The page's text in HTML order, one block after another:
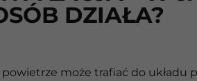
DZIAŁA?
powietrze może trafiać do układu